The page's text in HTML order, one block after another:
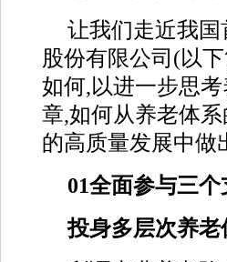
让我们走近我
股份有限公司(以
如何,以进一步思
章,如何从养老体
的高质量发展中做
01全面参与三个
投身多层次养